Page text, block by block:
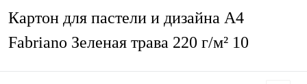
Картон для пастели и дизайна А4
Fabriano Зеленая трава 220 г/м² 10